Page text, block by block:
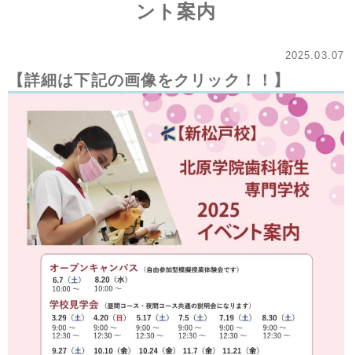
ント案内
2025.03.07
【詳細は下記の画像をクリック！！】